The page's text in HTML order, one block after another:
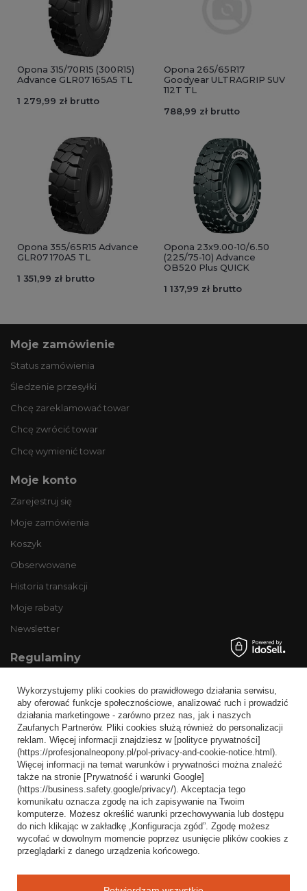
Opona 315/70R15 (300R15)
Advance GLR07 165A5 TL
1 279,99 zł brutto
Opona 265/65R17
Goodyear ULTRAGRIP SUV
112T TL
788,99 zł brutto
Opona 355/65R15 Advance
GLR07 170A5 TL
1 351,99 zł brutto
Opona 23x9.00-10/6.50
(225/75-10) Advance
OB520 Plus QUICK
1 137,99 zł brutto
Moje zamówienie
Status zamówienia
Śledzenie przesyłki
Chcę zareklamować towar
Chcę zwrócić towar
Chcę wymienić towar
Moje konto
Zarejestruj się
Moje zamówienia
Koszyk
Obserwowane
Historia transakcji
Moje rabaty
Newsletter
Regulaminy
Wysyłka
Sposoby płatności i prowizje
Regulamin
Polityka prywatności
Odstąpienie od umowy
Popularne kategorie
Opony bezdętkowe
Opony dętkowe
Wykorzystujemy pliki cookies do prawidłowego działania serwisu,
aby oferować funkcje społecznościowe, analizować ruch i prowadzić
działania marketingowe - zarówno przez nas, jak i naszych
Zaufanych Partnerów. Pliki cookies służą również do personalizacji
reklam. Więcej informacji znajdziesz w [polityce prywatności]
(https://profesjonalneopony.pl/pol-privacy-and-cookie-notice.html).
Więcej informacji na temat warunków i prywatności można znaleźć
także na stronie [Prywatność i warunki Google]
(https://business.safety.google/privacy/). Akceptacja tego
komunikatu oznacza zgodę na ich zapisywanie na Twoim
komputerze. Możesz określić warunki przechowywania lub dostępu
do nich klikając w zakładkę „Konfiguracja zgód”. Zgodę możesz
wycofać w dowolnym momencie poprzez usunięcie plików cookies z
przeglądarki z danego urządzenia końcowego.